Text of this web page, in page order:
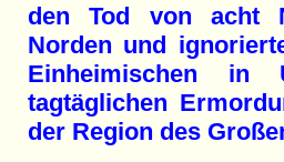
den Tod von acht
Norden und
Einheimischen in
tagtäglichen
der Region des